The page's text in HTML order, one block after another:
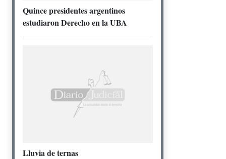
Quince presidentes argentinos
estudiaron Derecho en la UBA
Lluvia de ternas